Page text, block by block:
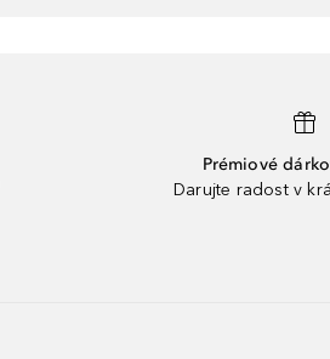
Prémiové
Darujte radost v